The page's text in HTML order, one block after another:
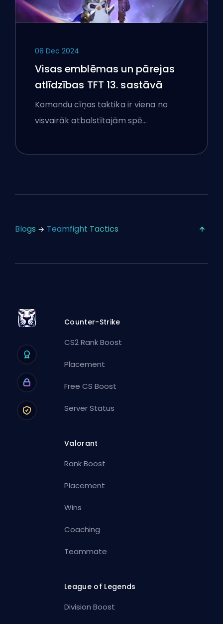
08 Dec 2024
Visas emblēmas un pārejas
atlīdzības TFT 13. sastāvā
Komandu cīņas taktika ir viena no
visvairāk atbalstītajām spē…
Blogs Teamfight Tactics
Counter-Strike
CS2 Rank Boost
Placement
Free CS Boost
Server Status
Valorant
Rank Boost
Placement
Wins
Coaching
Teammate
League of Legends
Division Boost